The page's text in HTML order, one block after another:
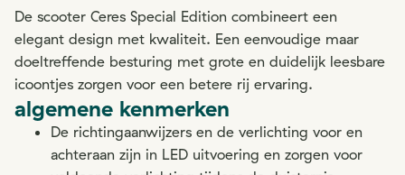
De scooter Ceres Special Edition combineert een
elegant design met kwaliteit. Een eenvoudige maar
doeltreffende besturing met grote en duidelijk leesbare
icoontjes zorgen voor een betere rij ervaring.
algemene kenmerken
De richtingaanwijzers en de verlichting voor en
achteraan zijn in LED uitvoering en zorgen voor